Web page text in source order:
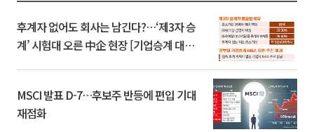
후계자 없어도 회사는 남긴다?…‘제3자 승
계’ 시험대 오른 中企 현장 [기업승계 대전
MSCI 발표 D-7…후보주 반등에 편입 기대
재점화